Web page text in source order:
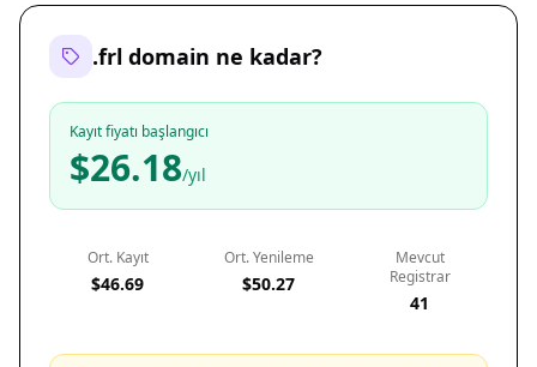
.frl domain ne kadar?
Kayıt fiyatı başlangıcı
$26.18/yıl
Ort. Kayıt
$46.69
Ort. Yenileme
$50.27
Mevcut
Registrar
41